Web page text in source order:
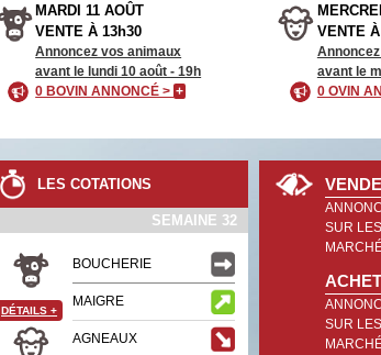
MARDI 11 AOÛT
VENTE À 13h30
Annoncez vos animaux
avant le lundi 10 août - 19h
0 BOVIN ANNONCÉ >+
VENTE
avant le
0 OVIN
LES COTATIONS
SEMAINE 32
BOUCHERIE
MAIGRE
DÉTAILS +
AGNEAUX
SUR
SUR